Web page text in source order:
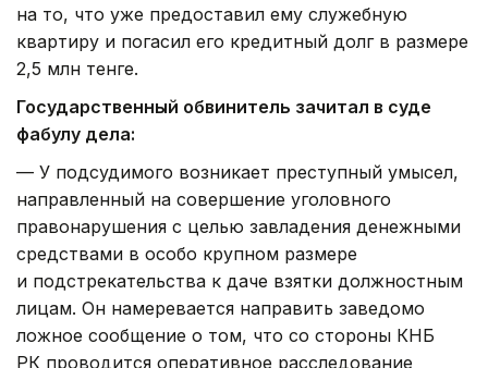
на то, что уже предоставил ему служебную
квартиру и погасил его кредитный долг в размере
2,5 млн тенге.
Государственный обвинитель зачитал в суде
фабулу дела:
— У подсудимого возникает преступный умысел,
направленный на совершение уголовного
правонарушения с целью завладения денежными
средствами в особо крупном размере
и подстрекательства к даче взятки должностным
лицам. Он намеревается направить заведомо
ложное сообщение о том, что со стороны КНБ
РК проводится оперативное расследование